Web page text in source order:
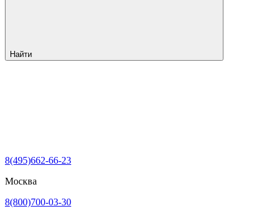
Найти
8(495)662-66-23
Москва
8(800)700-03-30